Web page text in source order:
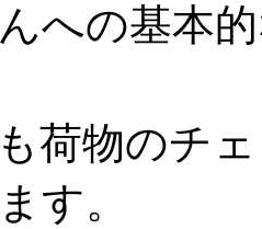
への基本
荷物のチ
す。